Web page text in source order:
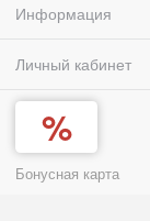
Информация
Личный кабинет
Бонусная карта